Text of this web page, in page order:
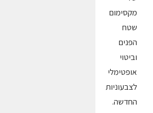
מקסימום
שטח
הפנים
וביטוי
אופטימלי
לצבעוניות
החדשה.